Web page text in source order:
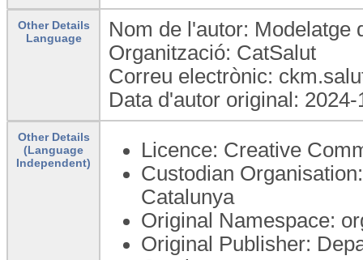
Other Details
Language
Nom de l'autor: Modelatge
Organització: CatSalut
Correu electrònic:
Data d'autor original: 2024-
Other Details
(Language
Independent)
Licence: Creative
Custodian
Catalunya
Original Namespace:
Original Publisher: